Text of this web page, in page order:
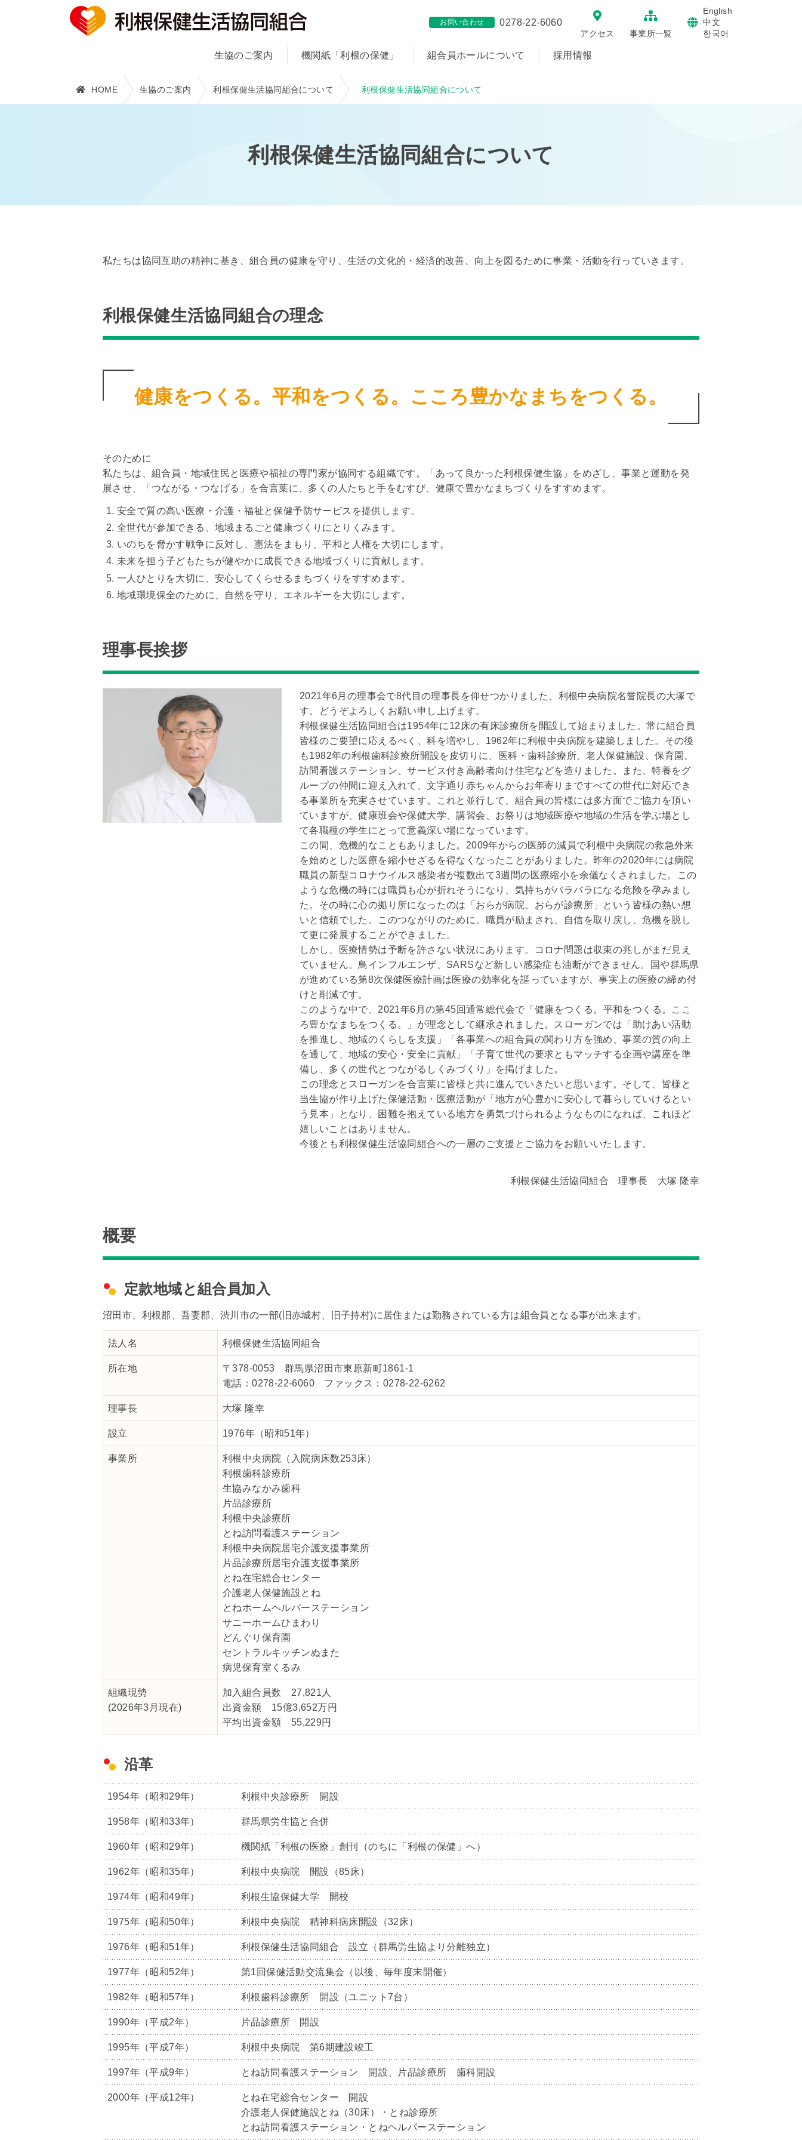
生協のご案内 機関紙「利根の保健」 組合員ホールについて 採用情報
お問い合わせ 0278-22-6060
アクセス 事業所一覧
English
中文
한국어
HOME 生協のご案内 利根保健生活協同組合について 利根保健生活協同組合について
利根保健生活協同組合について
私たちは協同互助の精神に基き、組合員の健康を守り、生活の文化的・経済的改善、向上を図るために事業・活動を行っていきます。
利根保健生活協同組合の理念
健康をつくる。平和をつくる。こころ豊かなまちをつくる。
そのために
私たちは、組合員・地域住民と医療や福祉の専門家が協同する組織です。「あって良かった利根保健生協」をめざし、事業と運動を発
展させ、「つながる・つなげる」を合言葉に、多くの人たちと手をむすび、健康で豊かなまちづくりをすすめます。
安全で質の高い医療・介護・福祉と保健予防サービスを提供します。
全世代が参加できる、地域まるごと健康づくりにとりくみます。
いのちを脅かす戦争に反対し、憲法をまもり、平和と人権を大切にします。
未来を担う子どもたちが健やかに成長できる地域づくりに貢献します。
一人ひとりを大切に、安心してくらせるまちづくりをすすめます。
地域環境保全のために、自然を守り、エネルギーを大切にします。
理事長挨拶
2021年6月の理事会で8代目の理事長を仰せつかりました、利根中央病院名誉院長の大塚で
す。どうぞよろしくお願い申し上げます。
利根保健生活協同組合は1954年に12床の有床診療所を開設して始まりました。常に組合員
皆様のご要望に応えるべく、科を増やし、1962年に利根中央病院を建築しました。その後
も1982年の利根歯科診療所開設を皮切りに、医科・歯科診療所、老人保健施設、保育園、
訪問看護ステーション、サービス付き高齢者向け住宅などを造りました。また、特養をグ
ループの仲間に迎え入れて、文字通り赤ちゃんからお年寄りまですべての世代に対応でき
る事業所を充実させています。これと並行して、組合員の皆様には多方面でご協力を頂い
ていますが、健康班会や保健大学、講習会、お祭りは地域医療や地域の生活を学ぶ場とし
て各職種の学生にとって意義深い場になっています。
この間、危機的なこともありました。2009年からの医師の減員で利根中央病院の救急外来
を始めとした医療を縮小せざるを得なくなったことがありました。昨年の2020年には病院
職員の新型コロナウイルス感染者が複数出て3週間の医療縮小を余儀なくされました。この
ような危機の時には職員も心が折れそうになり、気持ちがバラバラになる危険を孕みまし
た。その時に心の拠り所になったのは「おらが病院、おらが診療所」という皆様の熱い想
いと信頼でした。このつながりのために、職員が励まされ、自信を取り戻し、危機を脱し
て更に発展することができました。
しかし、医療情勢は予断を許さない状況にあります。コロナ問題は収束の兆しがまだ見え
ていません。鳥インフルエンザ、SARSなど新しい感染症も油断ができません。国や群馬県
が進めている第8次保健医療計画は医療の効率化を謳っていますが、事実上の医療の締め付
けと削減です。
このような中で、2021年6月の第45回通常総代会で「健康をつくる。平和をつくる。ここ
ろ豊かなまちをつくる。」が理念として継承されました。スローガンでは「助けあい活動
を推進し、地域のくらしを支援」「各事業への組合員の関わり方を強め、事業の質の向上
を通して、地域の安心・安全に貢献」「子育て世代の要求ともマッチする企画や講座を準
備し、多くの世代とつながるしくみづくり」を掲げました。
この理念とスローガンを合言葉に皆様と共に進んでいきたいと思います。そして、皆様と
当生協が作り上げた保健活動・医療活動が「地方が心豊かに安心して暮らしていけるとい
う見本」となり、困難を抱えている地方を勇気づけられるようなものになれば、これほど
嬉しいことはありません。
今後とも利根保健生活協同組合への一層のご支援とご協力をお願いいたします。
利根保健生活協同組合 理事長 大塚 隆幸
概要
定款地域と組合員加入
沼田市、利根郡、吾妻郡、渋川市の一部(旧赤城村、旧子持村)に居住または勤務されている方は組合員となる事が出来ます。
法人名 利根保健生活協同組合
所在地
〒378-0053 群馬県沼田市東原新町1861-1
電話：0278-22-6060 ファックス：0278-22-6262
理事長 大塚 隆幸
設立 1976年（昭和51年）
事業所
利根中央病院（入院病床数253床）
利根歯科診療所
生協みなかみ歯科
片品診療所
利根中央診療所
とね訪問看護ステーション
利根中央病院居宅介護支援事業所
片品診療所居宅介護支援事業所
とね在宅総合センター
介護老人保健施設とね
とねホームヘルパーステーション
サニーホームひまわり
どんぐり保育園
セントラルキッチンぬまた
病児保育室くるみ
組織現勢
(2026年3月現在)
加入組合員数 27,821人
出資金額 15億3,652万円
平均出資金額 55,229円
沿革
1954年（昭和29年） 利根中央診療所 開設
1958年（昭和33年） 群馬県労生協と合併
1960年（昭和29年） 機関紙「利根の医療」創刊（のちに「利根の保健」へ）
1962年（昭和35年） 利根中央病院 開設（85床）
1974年（昭和49年） 利根生協保健大学 開校
1975年（昭和50年） 利根中央病院 精神科病床開設（32床）
1976年（昭和51年） 利根保健生活協同組合 設立（群馬労生協より分離独立）
1977年（昭和52年） 第1回保健活動交流集会（以後、毎年度末開催）
1982年（昭和57年） 利根歯科診療所 開設（ユニット7台）
1990年（平成2年） 片品診療所 開設
1995年（平成7年） 利根中央病院 第6期建設竣工
1997年（平成9年） とね訪問看護ステーション 開設、片品診療所 歯科開設
2000年（平成12年）
とね在宅総合センター 開設
介護老人保健施設とね（30床）・とね診療所
とね訪問看護ステーション・とねヘルパーステーション